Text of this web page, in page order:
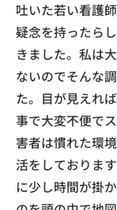
吐いた若い看護
疑念を持ったら
きました。私は
ないのでそんな
た。目が見えれ
事で大変不便で
害者は慣れた環
活をしておりま
に少し時間が掛